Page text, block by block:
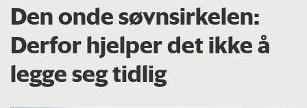
Den onde søvnsirkelen:
Derfor hjelper det ikke å
legge seg tidlig